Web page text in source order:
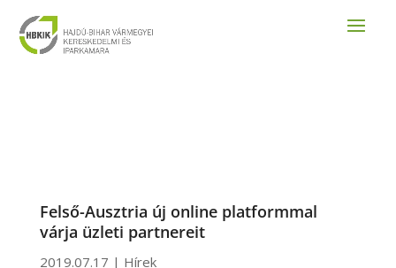
Felső-Ausztria új online platformmal
várja üzleti partnereit
2019.07.17 | Hírek